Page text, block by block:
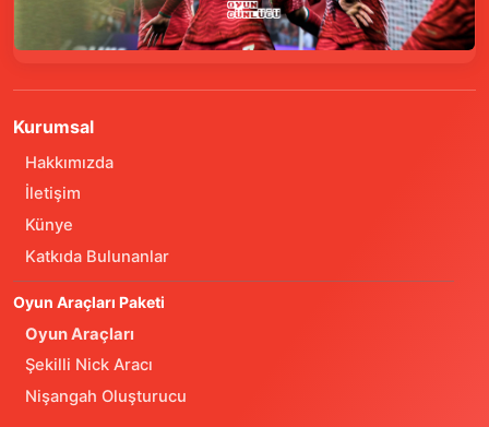
Kurumsal
Hakkımızda
İletişim
Künye
Katkıda Bulunanlar
Oyun Araçları Paketi
Oyun Araçları
Şekilli Nick Aracı
Nişangah Oluşturucu